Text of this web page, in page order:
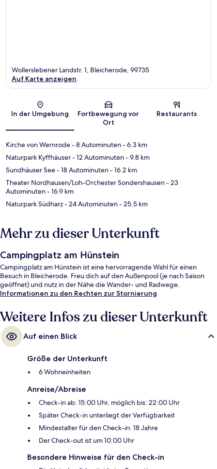
Karte
Wollerslebener Landstr. 1, Bleicherode, 99735
Auf Karte anzeigen
In der Umgebung
Fortbewegung vor
Ort
Restaurants
Kirche von Wernrode- 8 Autominuten- 6.3 km
Naturpark Kyffhäuser- 12 Autominuten- 9.8 km
Sundhäuser See- 18 Autominuten- 16.2 km
Theater Nordhausen/Loh-Orchester Sondershausen- 23
Autominuten- 16.9 km
Naturpark Südharz- 24 Autominuten- 25.5 km
Mehr zu dieser Unterkunft
Campingplatz am Hünstein
Campingplatz am Hünstein ist eine hervorragende Wahl für einen
Besuch in Bleicherode. Freu dich auf den Außenpool (je nach Saison
geöffnet) und nutz in der Nähe die Wander- und Radwege.
Informationen zu den Rechten zur Stornierung
Weitere Infos zu dieser Unterkunft
Auf einen Blick
Größe der Unterkunft
6 Wohneinheiten
Anreise/Abreise
Check-in ab: 15:00 Uhr, möglich bis: 22:00 Uhr
Später Check-in unterliegt der Verfügbarkeit
Mindestalter für den Check-in: 18 Jahre
Der Check-out ist um 10:00 Uhr
Besondere Hinweise für den Check-in